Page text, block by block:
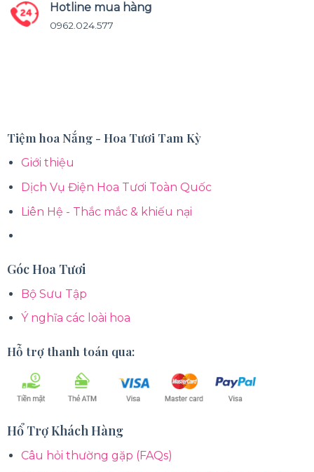
Hotline mua hàng
0962.024.577
Tiệm hoa Nắng - Hoa Tươi Tam Kỳ
Giới thiệu
Dịch Vụ Điện Hoa Tươi Toàn Quốc
Liên Hệ - Thắc mắc & khiếu nại
Góc Hoa Tươi
Bộ Sưu Tập
Ý nghĩa các loài hoa
Hỗ trợ thanh toán qua:
Hổ Trợ Khách Hàng
Câu hỏi thường gặp (FAQs)